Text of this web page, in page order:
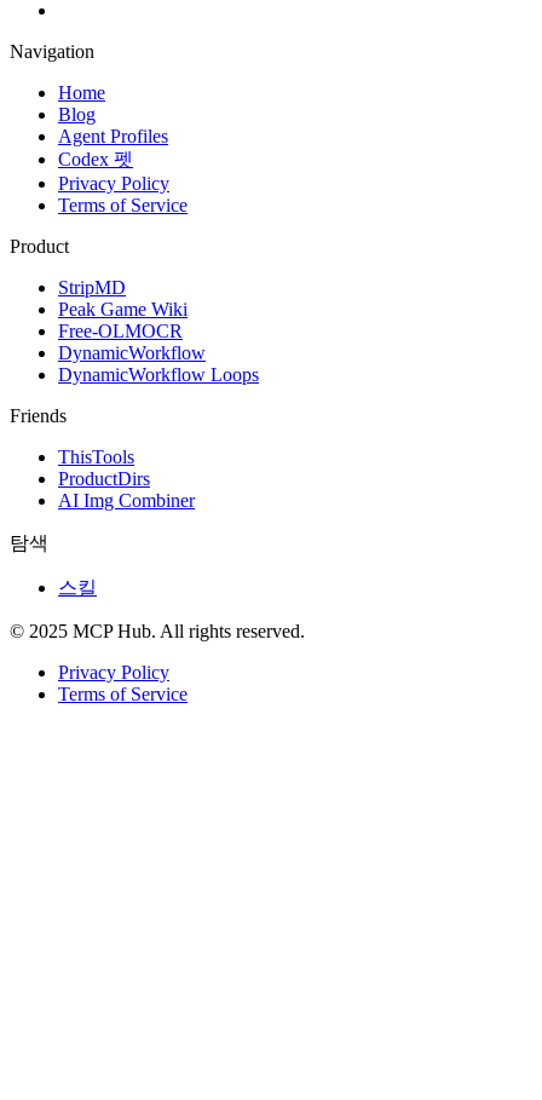
Navigation
Home
Blog
Agent Profiles
Codex 펫
Privacy Policy
Terms of Service
Product
StripMD
Peak Game Wiki
Free-OLMOCR
DynamicWorkflow
DynamicWorkflow Loops
Friends
ThisTools
ProductDirs
AI Img Combiner
탐색
스킬
© 2025 MCP Hub. All rights reserved.
Privacy Policy
Terms of Service